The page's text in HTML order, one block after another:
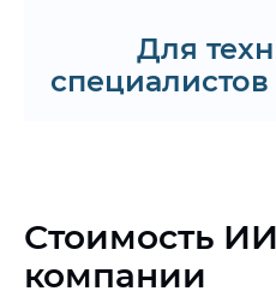
Для
Стоимость
компании